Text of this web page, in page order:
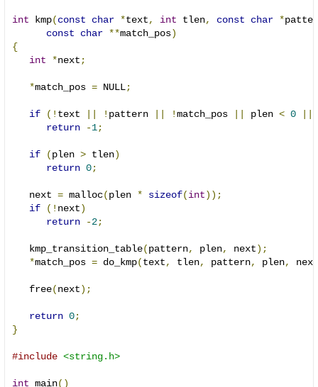
int kmp(const char *text, int tlen, const char *
const
char **match_pos)
{
int
*next ;
*match_pos = NULL;
if (! text ! pattern !match_pos plen < 0
return
-1;
if (plen > tlen)
return 0;
   next
= malloc(plen * sizeof(int));
if
(! next)
return
-2;
   kmp_transition_table
(pattern, plen, next);
*match_pos = do_kmp(text, tlen, pattern, plen, next
   free
(next);
return 0;
}
#include <string.h>
int main()